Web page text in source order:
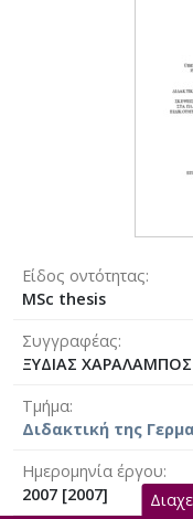
Είδος οντότητας
MSc thesis
Συγγραφέας
ΞΥΔΙΑΣ ΧΑΡΑΛΑΜΠΟΣ
Τμήμα
Διδακτική της
Ημερομηνία έργου
2007 [2007]